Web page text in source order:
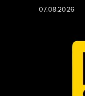
07.08.2026